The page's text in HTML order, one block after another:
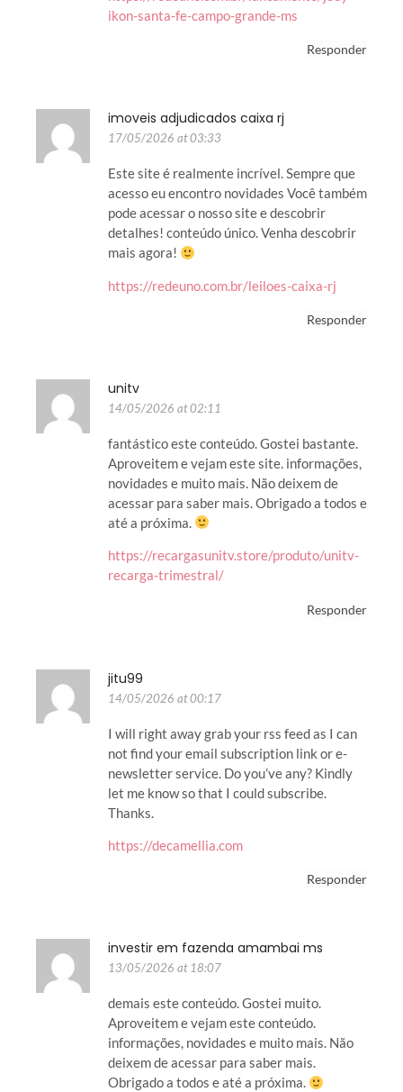
ikon-santa-fe-campo-grande-ms
Responder
imoveis adjudicados caixa rj
17/05/2026 at 03:33
Este site é realmente incrível. Sempre que
acesso eu encontro novidades Você também
pode acessar o nosso site e descobrir
detalhes! conteúdo único. Venha descobrir
mais agora!
https://redeuno.com.br/leiloes-caixa-rj
Responder
unitv
14/05/2026 at 02:11
fantástico este conteúdo. Gostei bastante.
Aproveitem e vejam este site. informações,
novidades e muito mais. Não deixem de
acessar para saber mais. Obrigado a todos e
até a próxima.
https://recargasunitv.store/produto/unitv-
recarga-trimestral/
Responder
jitu99
14/05/2026 at 00:17
I will right away grab your rss feed as I can
not find your email subscription link or e-
newsletter service. Do you’ve any? Kindly
let me know so that I could subscribe.
Thanks.
https://decamellia.com
Responder
investir em fazenda amambai ms
13/05/2026 at 18:07
demais este conteúdo. Gostei muito.
Aproveitem e vejam este conteúdo.
informações, novidades e muito mais. Não
deixem de acessar para saber mais.
Obrigado a todos e até a próxima.